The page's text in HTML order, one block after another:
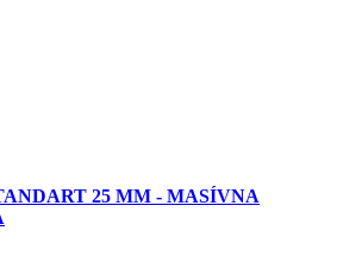
25 MM - MASÍVNA